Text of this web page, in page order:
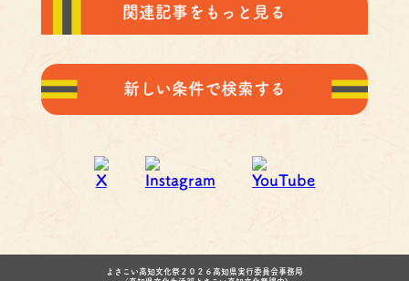
関連記事をもっと見る
新しい条件で検索する
よさこい高知文化祭２０２６高知県実行委員会事務局